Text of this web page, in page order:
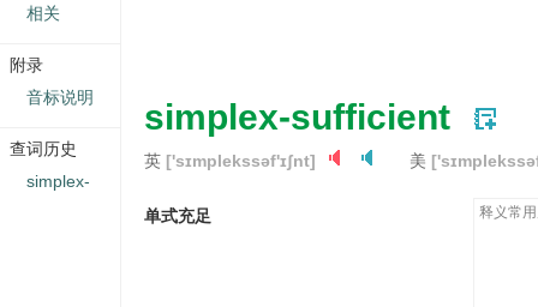
simplex-sufficient
英 ['sɪmplekssəf'ɪʃnt] 美
单式充足 释义常
相关
附录
音标说明
查词历史
simplex-